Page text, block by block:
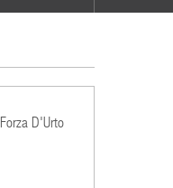
Forza D'Urto